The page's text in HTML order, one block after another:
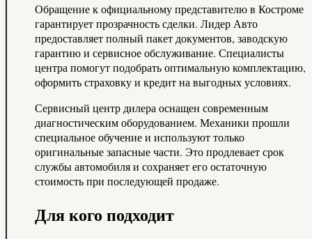
Обращение к официальному представителю в Костроме
гарантирует прозрачность сделки. Лидер Авто
предоставляет полный пакет документов, заводскую
гарантию и сервисное обслуживание. Специалисты
центра помогут подобрать оптимальную комплектацию,
оформить страховку и кредит на выгодных условиях.
Сервисный центр дилера оснащен современным
диагностическим оборудованием. Механики прошли
специальное обучение и используют только
оригинальные запасные части. Это продлевает срок
службы автомобиля и сохраняет его остаточную
стоимость при последующей продаже.
Для кого подходит